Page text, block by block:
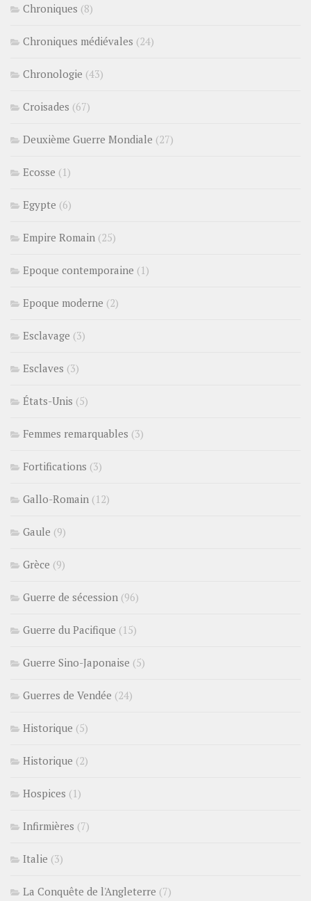
Chroniques (8)
Chroniques médiévales (24)
Chronologie (43)
Croisades (67)
Deuxième Guerre Mondiale (27)
Ecosse (1)
Egypte (6)
Empire Romain (25)
Epoque contemporaine (1)
Epoque moderne (2)
Esclavage (3)
Esclaves (3)
États-Unis (5)
Femmes remarquables (3)
Fortifications (3)
Gallo-Romain (12)
Gaule (9)
Grèce (9)
Guerre de sécession (96)
Guerre du Pacifique (15)
Guerre Sino-Japonaise (5)
Guerres de Vendée (24)
Historique (5)
Historique (2)
Hospices (1)
Infirmières (7)
Italie (3)
La Conquête de l'Angleterre (7)